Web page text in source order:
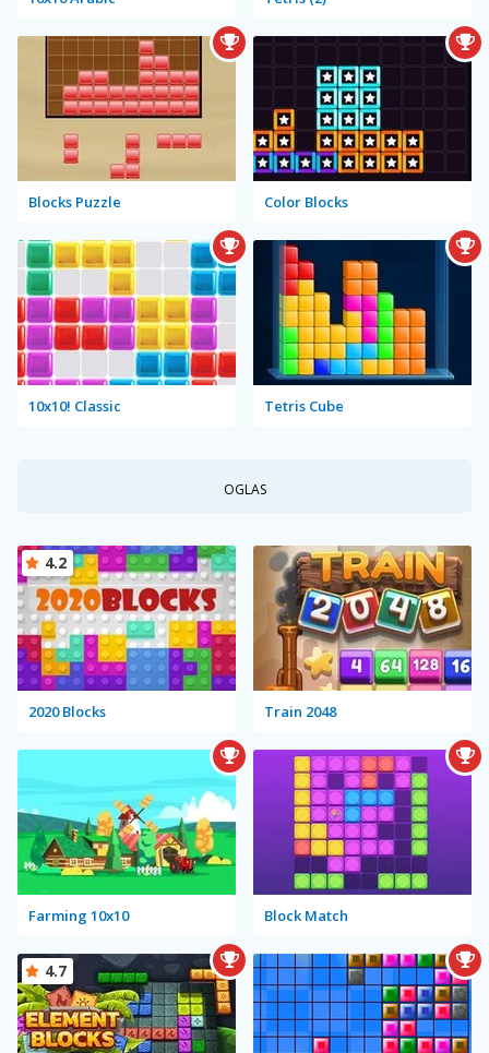
Blocks Puzzle Color Blocks
10x10! Classic Tetris Cube
OGLAS
2020 Blocks
4.2
Train 2048
Farming 10x10 Block Match
4.7